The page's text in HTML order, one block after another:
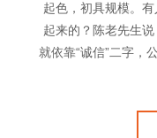
起色，初具规模。
起来的？陈老先生
就依靠“诚信”二字，